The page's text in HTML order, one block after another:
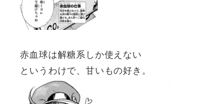
赤血球は解糖系しか使えない
というわけで、甘いもの好き。